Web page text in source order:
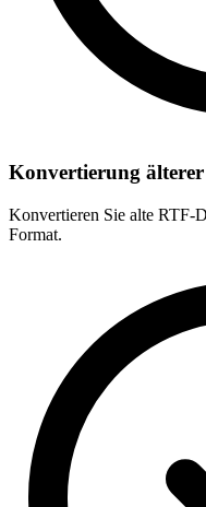
Konvertierung
Konvertieren Sie alte RTF-
Format.